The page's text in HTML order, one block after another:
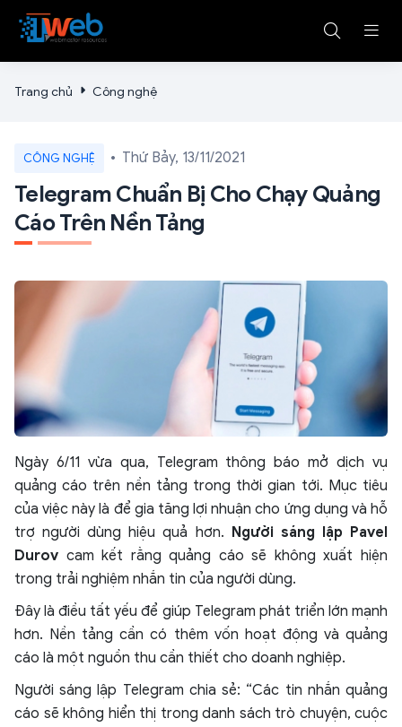
Trang chủ Công nghệ
CÔNG NGHỆ Thứ Bảy, 13/11/2021
Telegram Chuẩn Bị Cho Chạy Quảng
Cáo Trên Nền Tảng
Ngày 6/11 vừa qua, Telegram thông báo mở dịch vụ
quảng cáo trên nền tảng trong thời gian tới. Mục tiêu
của việc này là để gia tăng lợi nhuận cho ứng dụng và hỗ
trợ người dùng hiệu quả hơn. Người sáng lập Pavel
Durov cam kết rằng quảng cáo sẽ không xuất hiện
trong trải nghiệm nhắn tin của người dùng.
Đây là điều tất yếu để giúp Telegram phát triển lớn mạnh
hơn. Nền tảng cần có thêm vốn hoạt động và quảng
cáo là một nguồn thu cần thiết cho doanh nghiệp.
Người sáng lập Telegram chia sẻ: “Các tin nhắn quảng
cáo sẽ không hiển thị trong danh sách trò chuyện, cuộc